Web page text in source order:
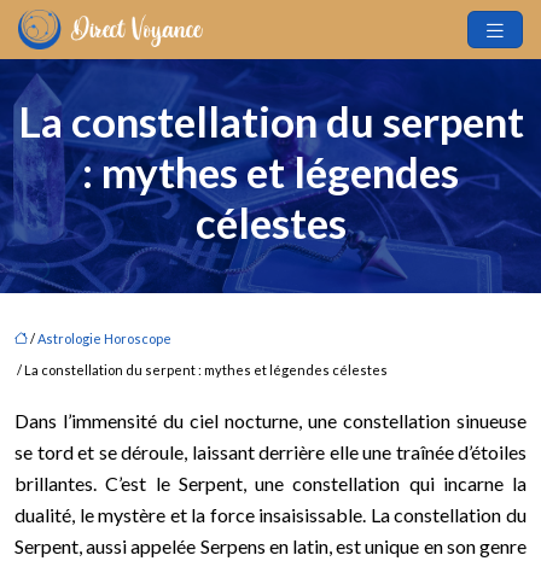
La constellation du serpent
: mythes et légendes
célestes
/Astrologie Horoscope
/ La constellation du serpent : mythes et légendes célestes
Dans l’immensité du ciel nocturne, une constellation sinueuse
se tord et se déroule, laissant derrière elle une traînée d’étoiles
brillantes. C’est le Serpent, une constellation qui incarne la
dualité, le mystère et la force insaisissable. La constellation du
Serpent, aussi appelée Serpens en latin, est unique en son genre